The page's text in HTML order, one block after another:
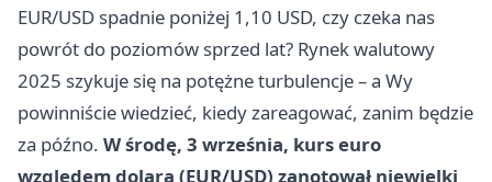
EUR/USD spadnie poniżej 1,10 USD, czy czeka nas
powrót do poziomów sprzed lat? Rynek walutowy
2025 szykuje się na potężne turbulencje – a Wy
powinniście wiedzieć, kiedy zareagować, zanim będzie
za późno. W środę, 3 września, kurs euro
względem dolara (EUR/USD) zanotował niewielki